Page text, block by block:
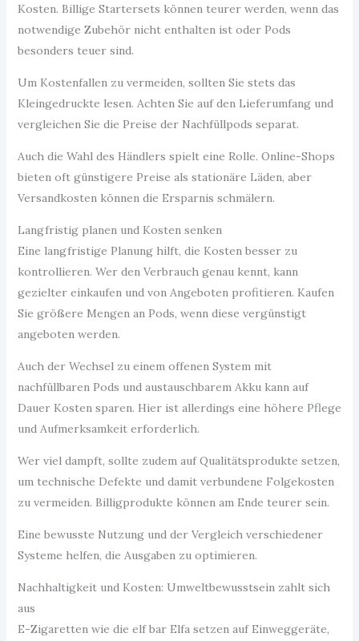
Kosten. Billige Startersets können teurer werden, wenn das
notwendige Zubehör nicht enthalten ist oder Pods
besonders teuer sind.
Um Kostenfallen zu vermeiden, sollten Sie stets das
Kleingedruckte lesen. Achten Sie auf den Lieferumfang und
vergleichen Sie die Preise der Nachfüllpods separat.
Auch die Wahl des Händlers spielt eine Rolle. Online-Shops
bieten oft günstigere Preise als stationäre Läden, aber
Versandkosten können die Ersparnis schmälern.
Langfristig planen und Kosten senken
Eine langfristige Planung hilft, die Kosten besser zu
kontrollieren. Wer den Verbrauch genau kennt, kann
gezielter einkaufen und von Angeboten profitieren. Kaufen
Sie größere Mengen an Pods, wenn diese vergünstigt
angeboten werden.
Auch der Wechsel zu einem offenen System mit
nachfüllbaren Pods und austauschbarem Akku kann auf
Dauer Kosten sparen. Hier ist allerdings eine höhere Pflege
und Aufmerksamkeit erforderlich.
Wer viel dampft, sollte zudem auf Qualitätsprodukte setzen,
um technische Defekte und damit verbundene Folgekosten
zu vermeiden. Billigprodukte können am Ende teurer sein.
Eine bewusste Nutzung und der Vergleich verschiedener
Systeme helfen, die Ausgaben zu optimieren.
Nachhaltigkeit und Kosten: Umweltbewusstsein zahlt sich
aus
E-Zigaretten wie die elf bar Elfa setzen auf Einweggeräte,